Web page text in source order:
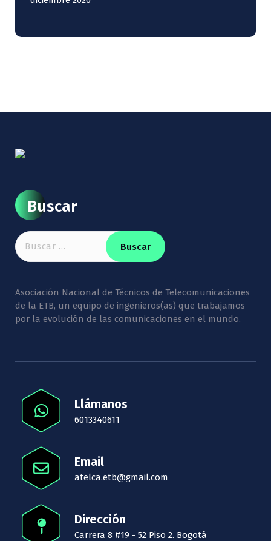
Buscar
Buscar:
Asociación Nacional de Técnicos de Telecomunicaciones
de la ETB, un equipo de ingenieros(as) que trabajamos
por la evolución de las comunicaciones en el mundo.
Llámanos
6013340611
Email
atelca.etb@gmail.com
Dirección
Carrera 8 #19 - 52 Piso 2. Bogotá